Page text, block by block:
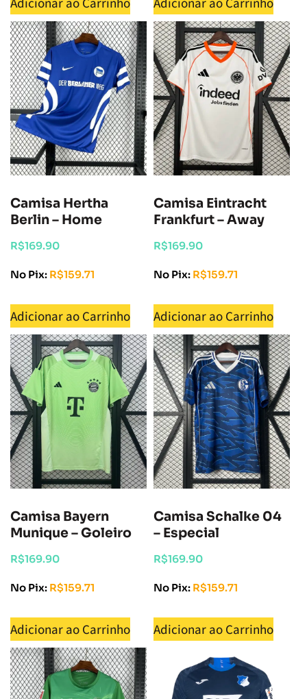
Camisa Hertha
Berlin – Home
R$169.90
No Pix: R$159.71
Adicionar ao Carrinho
Camisa Eintracht
Frankfurt – Away
R$169.90
No Pix: R$159.71
Adicionar ao Carrinho
Camisa Bayern
Munique – Goleiro
R$169.90
No Pix: R$159.71
Adicionar ao Carrinho
Camisa Schalke 04
– Especial
R$169.90
No Pix: R$159.71
Adicionar ao Carrinho